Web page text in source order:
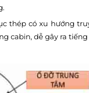
thép có xu hướng
cabin, dễ gây ra